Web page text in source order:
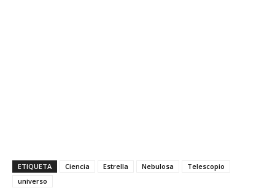
ETIQUETA Ciencia Estrella Nebulosa
Telescopio
universo